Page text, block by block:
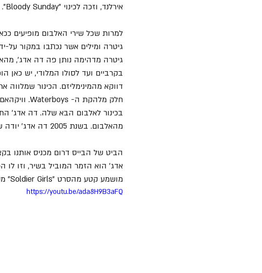
אירלנד, וזכה לכינוי "Bloody Sunday". מעוניינים לקרוא עוד על האירוע? לחצו
למרות שכל שירי האלבום מופיעים
גיטרה ומילים אשר נכתבו במקור על-
גיטרה מדהימה נותן פה דה אדג',
בקרביים ועד לסולו המלודי, יש כאן
בכינור לאלבום הבא שלה. דה אדג'
מהאלבום. בשנת 2005 דה אדג' יודה שלולא הקלאש השיר הזה לא היה נשמע כפי שהוא יצא.
הביט של הבייס דרום מכניס אותנו
מושמע קטע מהסרט "Soldier Girls" משנת 1981, סרט דוקומנטרי המתאר אימונים של בנות לצבא האמריקאי.
https://youtu.be/ada8H9B3aFQ